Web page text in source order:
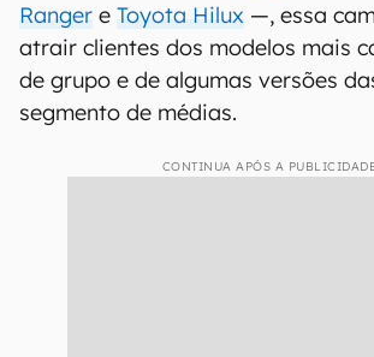
Ranger e Toyota Hilux —, essa
atrair clientes dos modelos mais
de grupo e de algumas versões
segmento de médias.
CONTINUA APÓS A